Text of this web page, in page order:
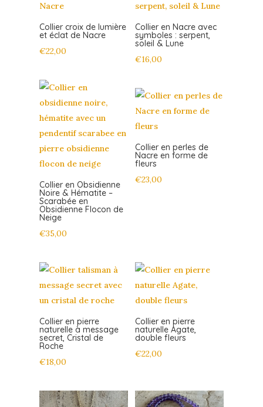
Collier croix de lumière
et éclat de Nacre
€22,00
Collier en Nacre avec
symboles : serpent,
soleil & Lune
€16,00
Collier en Obsidienne
Noire & Hématite –
Scarabée en
Obsidienne Flocon de
Neige
€35,00
Collier en perles de
Nacre en forme de
fleurs
€23,00
Collier en pierre
naturelle à message
secret, Cristal de
Roche
€18,00
Collier en pierre
naturelle Agate,
double fleurs
€22,00